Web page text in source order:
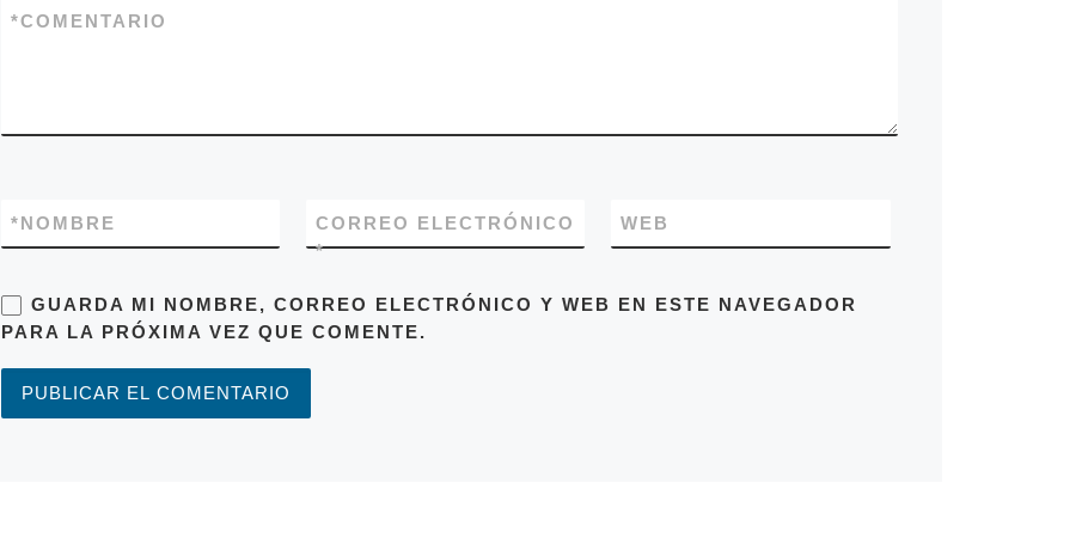
COMENTARIO
*
NOMBRE
*
CORREO ELECTRÓNICO
*
WEB
GUARDA MI NOMBRE, CORREO ELECTRÓNICO Y WEB EN ESTE NAVEGADOR
PARA LA PRÓXIMA VEZ QUE COMENTE.